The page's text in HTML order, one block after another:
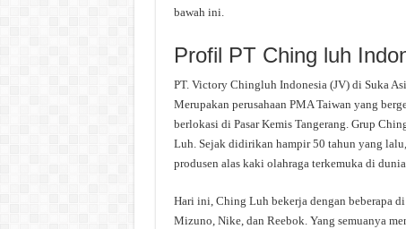
bawah ini.
Profil PT Ching luh
PT. Victory Chingluh Indonesia (JV) di Suka
Merupakan perusahaan PMA Taiwan yang
berlokasi di Pasar Kemis Tangerang. Grup
Luh. Sejak didirikan hampir 50 tahun yang
produsen alas kaki olahraga terkemuka di
Hari ini, Ching Luh bekerja dengan beberapa
Mizuno, Nike, dan Reebok. Yang semuanya